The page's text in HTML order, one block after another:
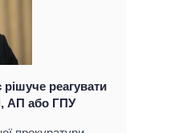
реагувати
АП або ГПУ